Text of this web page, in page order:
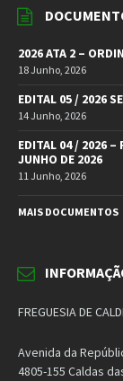
2026 ATA 2 –
18 Junho, 2026
EDITAL 05 / 2026
14 Junho, 2026
EDITAL 04 / 2026 –
JUNHO DE 2026
11 Junho, 2026
MAIS DOCUMENTOS
FREGUESIA DE
Avenida da
4805-155 Caldas